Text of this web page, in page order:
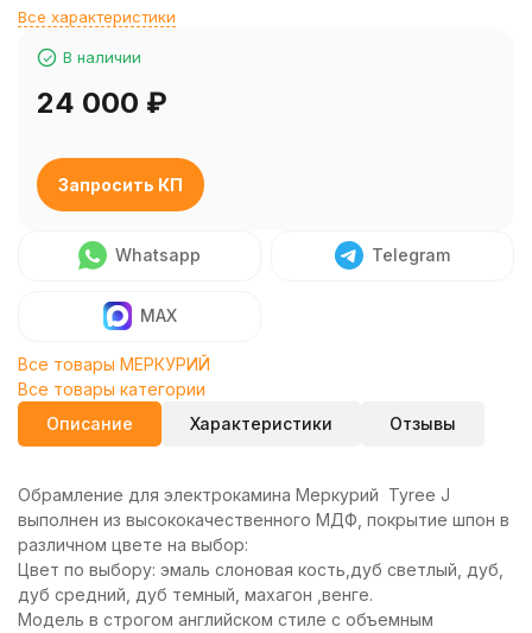
Все характеристики
В наличии
24 000 ₽
Запросить КП
Whatsapp Telegram
MAX
Все товары МЕРКУРИЙ
Все товары категории
Описание
Характеристики Отзывы
Обрамление для электрокамина Меркурий Tyree J
выполнен из высококачественного МДФ, покрытие шпон в
различном цвете на выбор:
Цвет по выбору: эмаль слоновая кость,дуб светлый, дуб,
дуб средний, дуб темный, махагон ,венге.
Модель в строгом английском стиле с объемным